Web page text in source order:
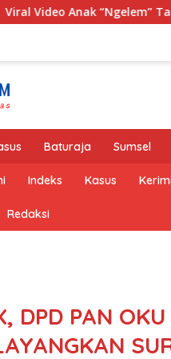
Tanpa Sensor di
Baturaja Sumsel
Indeks Kasus
Redaksi
DPD PAN